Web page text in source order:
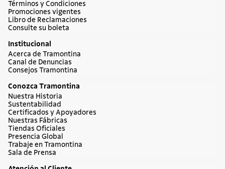
Términos y Condiciones
Promociones vigentes
Libro de Reclamaciones
Consulte su boleta
Institucional
Acerca de Tramontina
Canal de Denuncias
Consejos Tramontina
Conozca Tramontina
Nuestra Historia
Sustentabilidad
Certificados y Apoyadores
Nuestras Fábricas
Tiendas Oficiales
Presencia Global
Trabaje en Tramontina
Sala de Prensa